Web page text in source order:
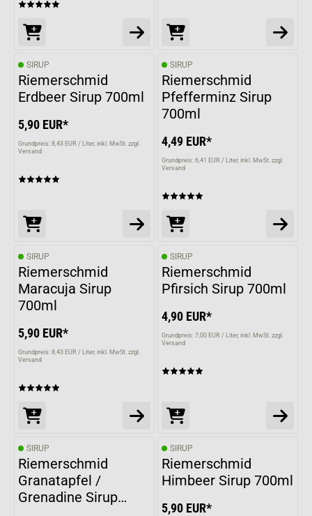
SIRUP
Riemerschmid
Erdbeer Sirup 700ml
5,90 EUR*
Grundpreis: 8,43 EUR / Liter inkl. MwSt. zzgl.
Versand
SIRUP
Riemerschmid
Pfefferminz Sirup
700ml
4,49 EUR*
Grundpreis: 6,41 EUR / Liter inkl. MwSt. zzgl.
Versand
SIRUP
Riemerschmid
Maracuja Sirup
700ml
5,90 EUR*
Grundpreis: 8,43 EUR / Liter inkl. MwSt. zzgl.
Versand
SIRUP
Riemerschmid
Pfirsich Sirup 700ml
4,90 EUR*
Grundpreis: 7,00 EUR / Liter inkl. MwSt. zzgl.
Versand
SIRUP
Riemerschmid
Granatapfel /
Grenadine Sirup
SIRUP
Riemerschmid
Himbeer Sirup 700ml
5,90 EUR*